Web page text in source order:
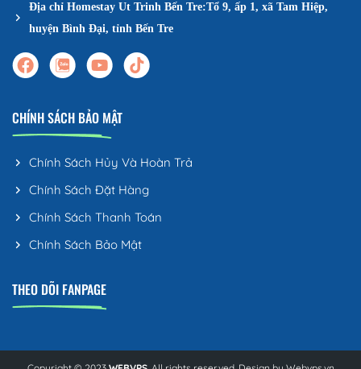
Địa chỉ Homestay Ut Trinh Bến Tre:Tổ 9, ấp 1, xã Tam Hiệp,
huyện Bình Đại, tỉnh Bến Tre
CHÍNH SÁCH BẢO MẬT
Chính Sách Hủy Và Hoàn Trả
Chính Sách Đặt Hàng
Chính Sách Thanh Toán
Chính Sách Bảo Mật
THEO DÕI FANPAGE